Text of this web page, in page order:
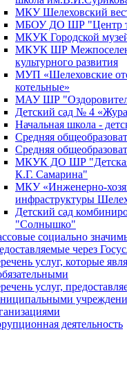
МКУ Шелеховский
МБОУ ДО ШР "Центр
МКУК Городской
МКУК ШР
культурного развития
МУП «Шелеховские
котельные»
МАУ ШР
Детский сад № 4
Начальная школа -
Средняя
Средняя
МКУК ДО ШР "Детская
К.Г. Самарина"
МКУ «Инженерно-
инфраструктуры
Детский сад
"Солнышко"
социально
через
услуг, которые
услуг,
деятельность